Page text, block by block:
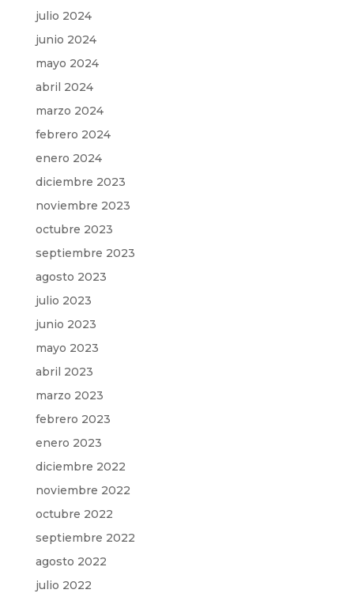
julio 2024
junio 2024
mayo 2024
abril 2024
marzo 2024
febrero 2024
enero 2024
diciembre 2023
noviembre 2023
octubre 2023
septiembre 2023
agosto 2023
julio 2023
junio 2023
mayo 2023
abril 2023
marzo 2023
febrero 2023
enero 2023
diciembre 2022
noviembre 2022
octubre 2022
septiembre 2022
agosto 2022
julio 2022